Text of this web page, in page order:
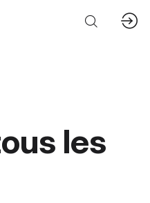
les